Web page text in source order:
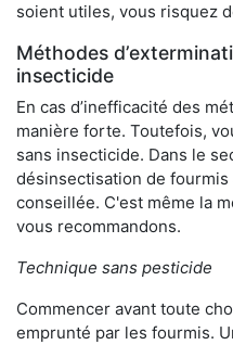
soient utiles, vous risquez
Méthodes
insecticide
En cas d’inefficacité des
manière forte. Toutefois,
sans insecticide. Dans le
désinsectisation de
conseillée. C'est même la
vous recommandons.
Technique sans pesticide
Commencer avant toute
emprunté par les fourmis.